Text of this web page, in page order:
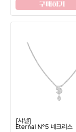
구매하기
[샤넬]
Eternal N°5 네크리스